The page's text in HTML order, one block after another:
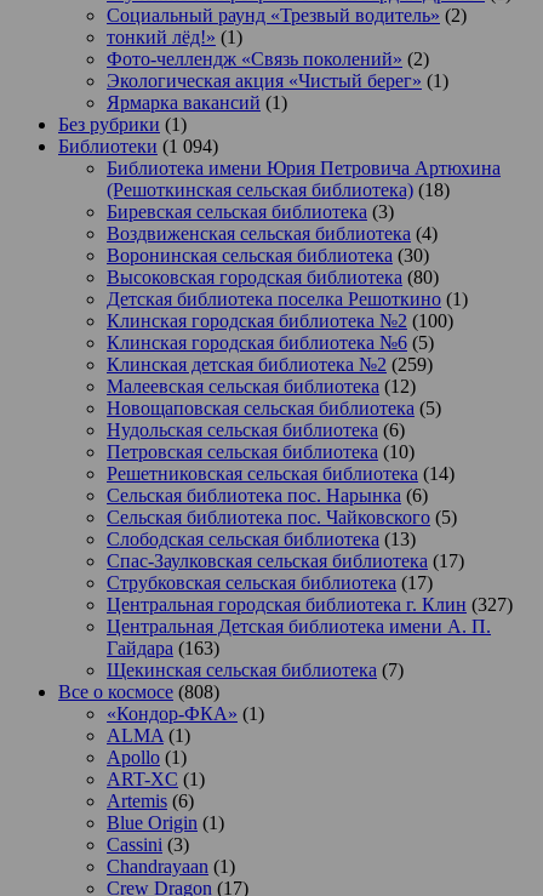
Социальный раунд «Трезвый водитель» (2)
тонкий лёд!» (1)
Фото-челлендж «Связь поколений» (2)
Экологическая акция «Чистый берег» (1)
Ярмарка вакансий (1)
Без рубрики (1)
Библиотеки (1 094)
Библиотека имени Юрия Петровича Артюхина
(Решоткинская сельская библиотека) (18)
Биревская сельская библиотека (3)
Воздвиженская сельская библиотека (4)
Воронинская сельская библиотека (30)
Высоковская городская библиотека (80)
Детская библиотека поселка Решоткино (1)
Клинская городская библиотека №2 (100)
Клинская городская библиотека №6 (5)
Клинская детская библиотека №2 (259)
Малеевская сельская библиотека (12)
Новощаповская сельская библиотека (5)
Нудольская сельская библиотека (6)
Петровская сельская библиотека (10)
Решетниковская сельская библиотека (14)
Сельская библиотека пос. Нарынка (6)
Сельская библиотека пос. Чайковского (5)
Слободская сельская библиотека (13)
Спас-Заулковская сельская библиотека (17)
Струбковская сельская библиотека (17)
Центральная городская библиотека г. Клин (327)
Центральная Детская библиотека имени А. П.
Гайдара (163)
Щекинская сельская библиотека (7)
Все о космосе (808)
«Кондор-ФКА» (1)
ALMA (1)
Apollo (1)
ART-XC (1)
Artemis (6)
Blue Origin (1)
Cassini (3)
Chandrayaan (1)
Crew Dragon (17)